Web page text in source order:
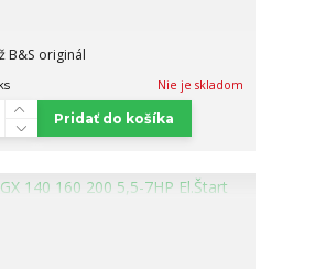
B&S originál
Nie je skladom
Pridať do košíka